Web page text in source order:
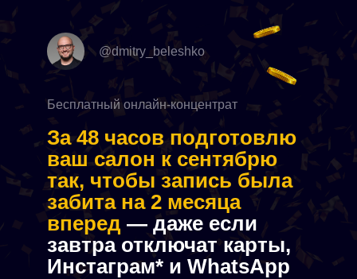
@dmitry_beleshko
Бесплатный онлайн-концентрат
За 48 часов подготовлю
ваш салон к сентябрю
так, чтобы запись была
забита на 2 месяца
вперед — даже если
завтра отключат карты,
Инстаграм* и WhatsApp